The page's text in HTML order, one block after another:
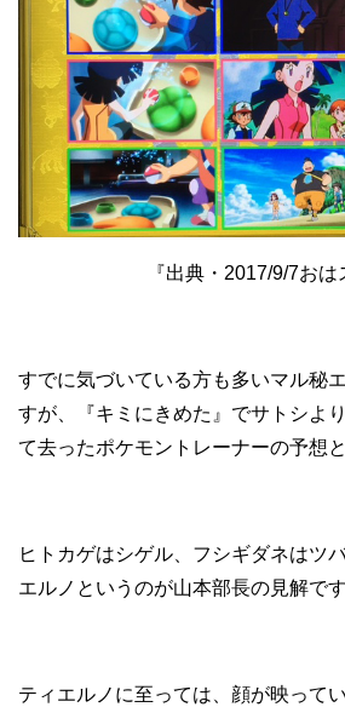
『出典・2017/9/7おは
すでに気づいている方も多いマル秘
すが、『キミにきめた』でサトシよ
て去ったポケモントレーナーの予想と
ヒトカゲはシゲル、フシギダネはツ
エルノというのが山本部長の見解です
ティエルノに至っては、顔が映って